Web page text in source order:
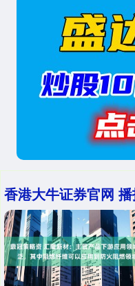
香港大牛证券官网